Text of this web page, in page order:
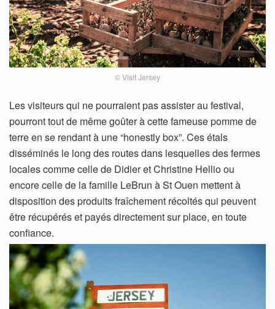
© Visit Jersey
Les visiteurs qui ne pourraient pas assister au festival,
pourront tout de même goûter à cette fameuse pomme de
terre en se rendant à une “honestly box”. Ces étals
disséminés le long des routes dans lesquelles des fermes
locales comme celle de Didier et Christine Hellio ou
encore celle de la famille LeBrun à St Ouen mettent à
disposition des produits fraîchement récoltés qui peuvent
être récupérés et payés directement sur place, en toute
confiance.